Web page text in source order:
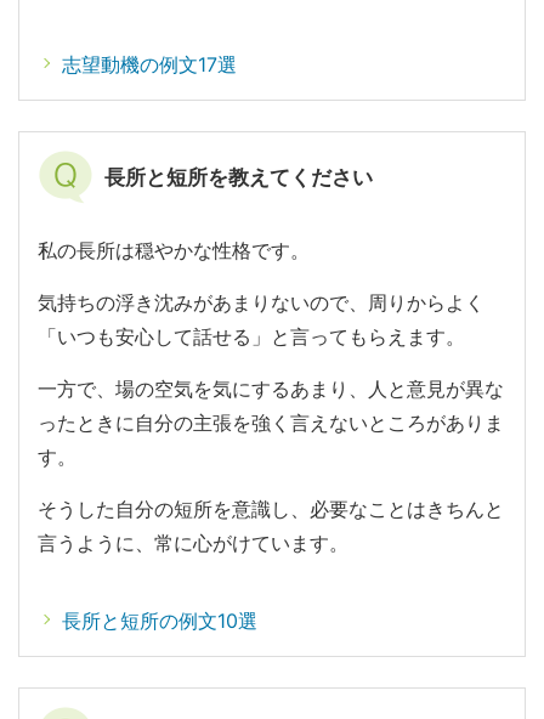
志望動機の例文17選
長所と短所を教えてください
私の長所は穏やかな性格です。
気持ちの浮き沈みがあまりないので、周りからよく
「いつも安心して話せる」と言ってもらえます。
一方で、場の空気を気にするあまり、人と意見が異な
ったときに自分の主張を強く言えないところがありま
す。
そうした自分の短所を意識し、必要なことはきちんと
言うように、常に心がけています。
長所と短所の例文10選